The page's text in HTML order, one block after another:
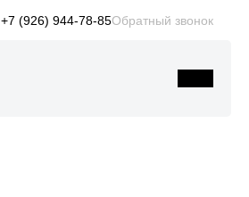
+7 (926) 944-78-85Обратный звонок